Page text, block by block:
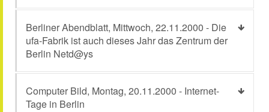
Berliner Abendblatt, Mittwoch, 22.11.2000 - Die
ufa-Fabrik ist auch dieses Jahr das Zentrum der
Berlin Netd@ys
Computer Bild, Montag, 20.11.2000 - Internet-
Tage in Berlin